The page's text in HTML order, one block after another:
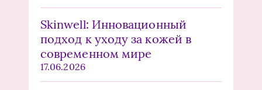
Skinwell: Инновационный
подход к уходу за кожей в
современном мире
17.06.2026